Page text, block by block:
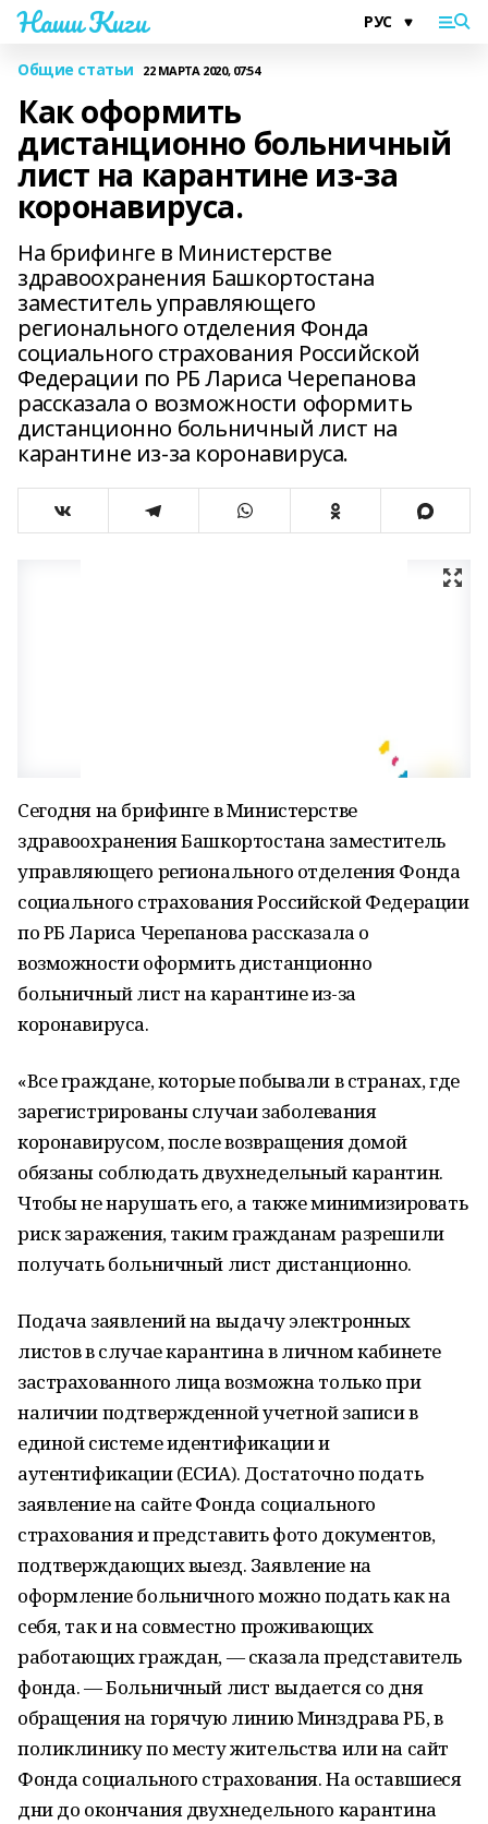
Наши Киги
Общие статьи 22 МАРТА 2020, 07:54
Как оформить
дистанционно больничный
лист на карантине из-за
коронавируса.
На брифинге в Министерстве
здравоохранения Башкортостана
заместитель управляющего
регионального отделения Фонда
социального страхования Российской
Федерации по РБ Лариса Черепанова
рассказала о возможности оформить
дистанционно больничный лист на
карантине из-за коронавируса.
Сегодня на брифинге в Министерстве
здравоохранения Башкортостана заместитель
управляющего регионального отделения Фонда
социального страхования Российской Федерации
по РБ Лариса Черепанова рассказала о
возможности оформить дистанционно
больничный лист на карантине из-за
коронавируса.
«Все граждане, которые побывали в странах, где
зарегистрированы случаи заболевания
коронавирусом, после возвращения домой
обязаны соблюдать двухнедельный карантин.
Чтобы не нарушать его, а также минимизировать
риск заражения, таким гражданам разрешили
получать больничный лист дистанционно.
Подача заявлений на выдачу электронных
листов в случае карантина в личном кабинете
застрахованного лица возможна только при
наличии подтвержденной учетной записи в
единой системе идентификации и
аутентификации (ЕСИА). Достаточно подать
заявление на сайте Фонда социального
страхования и представить фото документов,
подтверждающих выезд. Заявление на
оформление больничного можно подать как на
себя, так и на совместно проживающих
работающих граждан, — сказала представитель
фонда. — Больничный лист выдается со дня
обращения на горячую линию Минздрава РБ, в
поликлинику по месту жительства или на сайт
Фонда социального страхования. На оставшиеся
дни до окончания двухнедельного карантина